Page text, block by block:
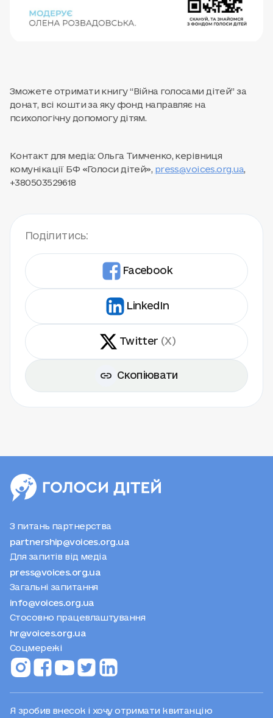
Зможете отримати книгу “Війна голосами дітей” за
донат, всі кошти за яку фонд направляє на
психологічну допомогу дітям.
Контакт для медіа: Ольга Тимченко, керівниця
комунікації БФ «Голоси дітей», press@voices.org.ua,
+380503529618
Поділитись:
Facebook
LinkedIn
Twitter (X)
Скопіювати
З питань партнерства
partnership@voices.org.ua
Для запитів від медіа
press@voices.org.ua
Загальні запитання
info@voices.org.ua
Стосовно працевлаштування
hr@voices.org.ua
Соцмережі
Я зробив внесок і хочу отримати квитанцію